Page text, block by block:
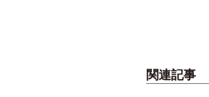
関連記事